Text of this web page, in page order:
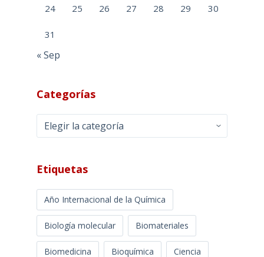
24 25 26 27 28 29 30
31
« Sep
Categorías
Categorías
Etiquetas
Año Internacional de la Química
Biología molecular Biomateriales
Biomedicina Bioquímica Ciencia